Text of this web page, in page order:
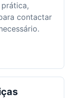
contactar